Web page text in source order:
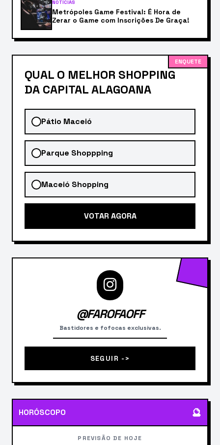
NOTÍCIAS
Metrópoles Game Festival: É Hora de
Zerar o Game com Inscrições De Graça!
ENQUETE
QUAL O MELHOR SHOPPING
DA CAPITAL ALAGOANA
Pátio Maceió
Parque Shoppping
Maceió Shopping
VOTAR AGORA
@FAROFAOFF
Bastidores e fofocas exclusivas.
SEGUIR ->
HORÓSCOPO 🔮
PREVISÃO DE HOJE